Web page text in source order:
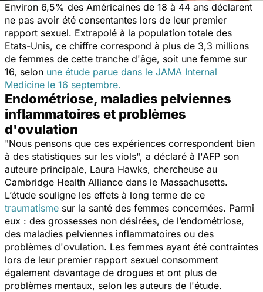
Environ 6,5% des Américaines de 18 à 44 ans déclarent
ne pas avoir été consentantes lors de leur premier
rapport sexuel. Extrapolé à la population totale des
Etats-Unis, ce chiffre correspond à plus de 3,3 millions
de femmes de cette tranche d'âge, soit une femme sur
16, selon une étude parue dans le JAMA Internal
Medicine le 16 septembre.
Endométriose, maladies pelviennes
inflammatoires et problèmes
d'ovulation
"Nous pensons que ces expériences correspondent bien
à des statistiques sur les viols", a déclaré à l'AFP son
auteure principale, Laura Hawks, chercheuse au
Cambridge Health Alliance dans le Massachusetts.
L’étude souligne les effets à long terme de ce
traumatisme sur la santé des femmes concernées. Parmi
eux : des grossesses non désirées, de l’endométriose,
des maladies pelviennes inflammatoires ou des
problèmes d'ovulation. Les femmes ayant été contraintes
lors de leur premier rapport sexuel consomment
également davantage de drogues et ont plus de
problèmes mentaux, selon les auteurs de l'étude.